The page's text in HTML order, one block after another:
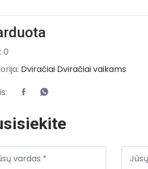
0
Dviračiai Dviračiai vaikams